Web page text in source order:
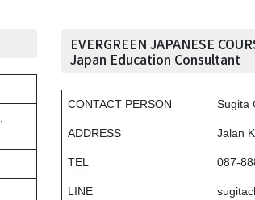
EVERGREEN JAPANESE
Japan Education Consultant
CONTACT PERSON Sugita
ADDRESS Jalan
TEL 087-
LINE